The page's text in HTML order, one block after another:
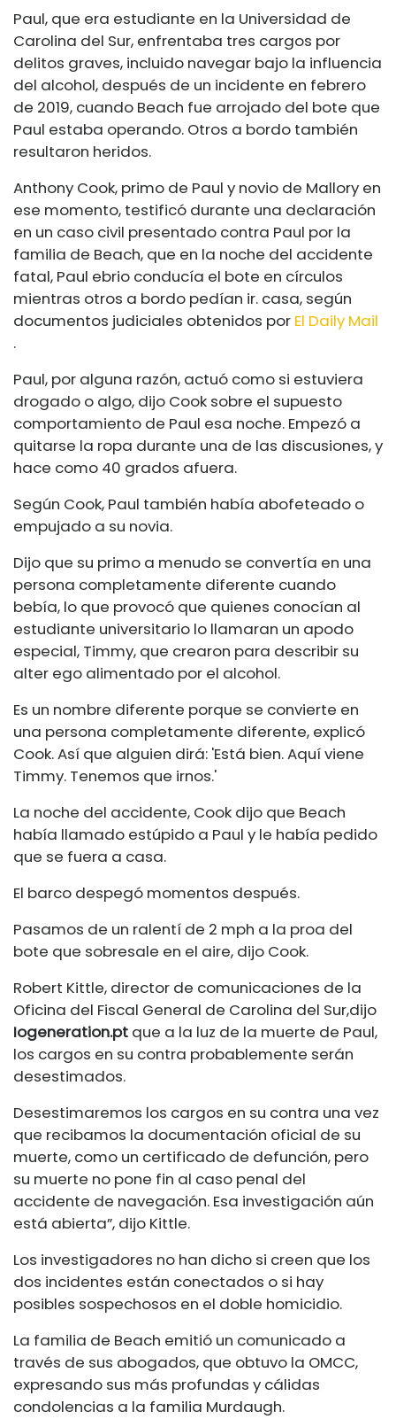
Paul, que era estudiante en la Universidad de
Carolina del Sur, enfrentaba tres cargos por
delitos graves, incluido navegar bajo la influencia
del alcohol, después de un incidente en febrero
de 2019, cuando Beach fue arrojado del bote que
Paul estaba operando. Otros a bordo también
resultaron heridos.
Anthony Cook, primo de Paul y novio de Mallory en
ese momento, testificó durante una declaración
en un caso civil presentado contra Paul por la
familia de Beach, que en la noche del accidente
fatal, Paul ebrio conducía el bote en círculos
mientras otros a bordo pedían ir. casa, según
documentos judiciales obtenidos por El Daily Mail
.
Paul, por alguna razón, actuó como si estuviera
drogado o algo, dijo Cook sobre el supuesto
comportamiento de Paul esa noche. Empezó a
quitarse la ropa durante una de las discusiones, y
hace como 40 grados afuera.
Según Cook, Paul también había abofeteado o
empujado a su novia.
Dijo que su primo a menudo se convertía en una
persona completamente diferente cuando
bebía, lo que provocó que quienes conocían al
estudiante universitario lo llamaran un apodo
especial, Timmy, que crearon para describir su
alter ego alimentado por el alcohol.
Es un nombre diferente porque se convierte en
una persona completamente diferente, explicó
Cook. Así que alguien dirá: 'Está bien. Aquí viene
Timmy. Tenemos que irnos.'
La noche del accidente, Cook dijo que Beach
había llamado estúpido a Paul y le había pedido
que se fuera a casa.
El barco despegó momentos después.
Pasamos de un ralentí de 2 mph a la proa del
bote que sobresale en el aire, dijo Cook.
Robert Kittle, director de comunicaciones de la
Oficina del Fiscal General de Carolina del Sur,dijo
Iogeneration.pt que a la luz de la muerte de Paul,
los cargos en su contra probablemente serán
desestimados.
Desestimaremos los cargos en su contra una vez
que recibamos la documentación oficial de su
muerte, como un certificado de defunción, pero
su muerte no pone fin al caso penal del
accidente de navegación. Esa investigación aún
está abierta”, dijo Kittle.
Los investigadores no han dicho si creen que los
dos incidentes están conectados o si hay
posibles sospechosos en el doble homicidio.
La familia de Beach emitió un comunicado a
través de sus abogados, que obtuvo la OMCC,
expresando sus más profundas y cálidas
condolencias a la familia Murdaugh.